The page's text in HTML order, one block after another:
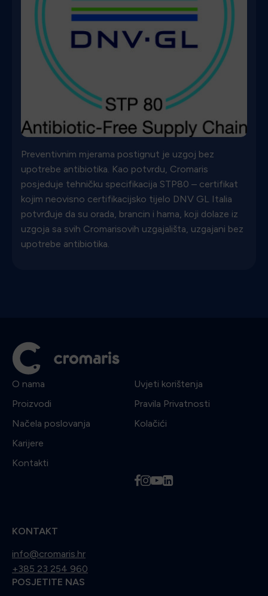
Preventivnim mjerama postignut je uzgoj bez
upotrebe antibiotika. Kao potvrdu, Cromaris
posjeduje tehničku specifikacija STP80 – certifikat
kojim neovisno certifikacijsko tijelo DNV GL Italia
potvrđuje da su orada, brancin i hama, koji dolaze iz
uzgoja sa svih Cromarisovih uzgajališta, uzgajani bez
upotrebe antibiotika.
O nama
Proizvodi
Načela poslovanja
Karijere
Kontakti
Uvjeti korištenja
Pravila Privatnosti
Kolačići
fiyl
KONTAKT
info@cromaris.hr
+385 23 254 960
POSJETITE NAS